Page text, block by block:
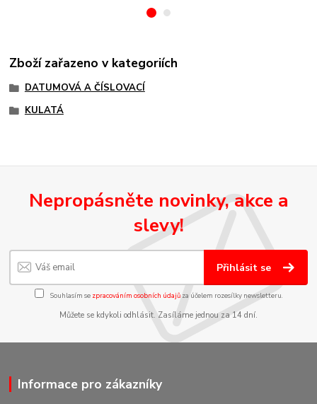
Zboží zařazeno v kategoriích
DATUMOVÁ A ČÍSLOVACÍ
KULATÁ
Nepropásněte novinky, akce a
slevy!
Přihlásit se
Souhlasím se zpracováním osobních údajůza účelem rozesílky newsletteru.
Můžete se kdykoli odhlásit. Zasíláme jednou za 14 dní.
Informace pro zákazníky